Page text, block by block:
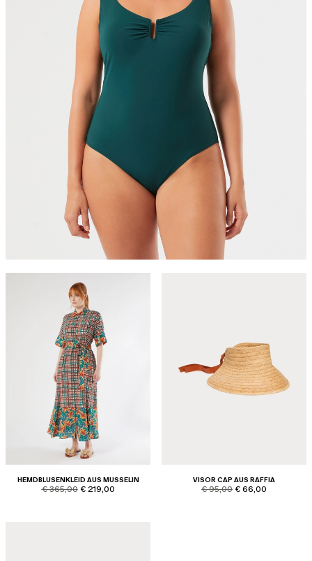
HEMDBLUSENKLEID AUS MUSSELIN
product.price.original
€ 365,00 product.price.sale
€ 219,00
VISOR CAP AUS RAFFIA
product.price.original
€ 95,00 product.price.sale
€ 66,00